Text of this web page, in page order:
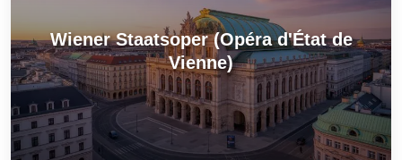
Wiener Staatsoper (Opéra d'État de
Vienne)